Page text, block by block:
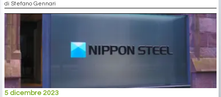
di Stefano Gennari
5 dicembre 2023